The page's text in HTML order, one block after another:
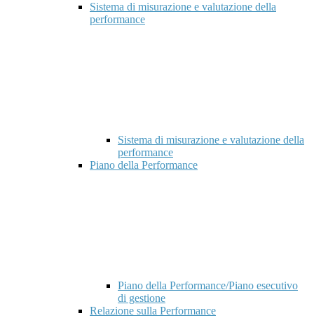
Sistema di misurazione e valutazione della
performance
Sistema di misurazione e valutazione della
performance
Piano della Performance
Piano della Performance/Piano esecutivo
di gestione
Relazione sulla Performance